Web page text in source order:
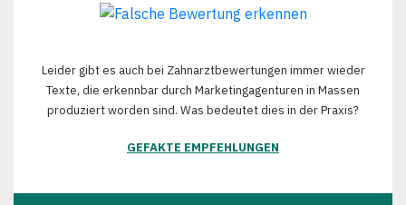
Leider gibt es auch bei Zahnarztbewertungen immer wieder
Texte, die erkennbar durch Marketingagenturen in Massen
produziert worden sind. Was bedeutet dies in der Praxis?
GEFAKTE EMPFEHLUNGEN